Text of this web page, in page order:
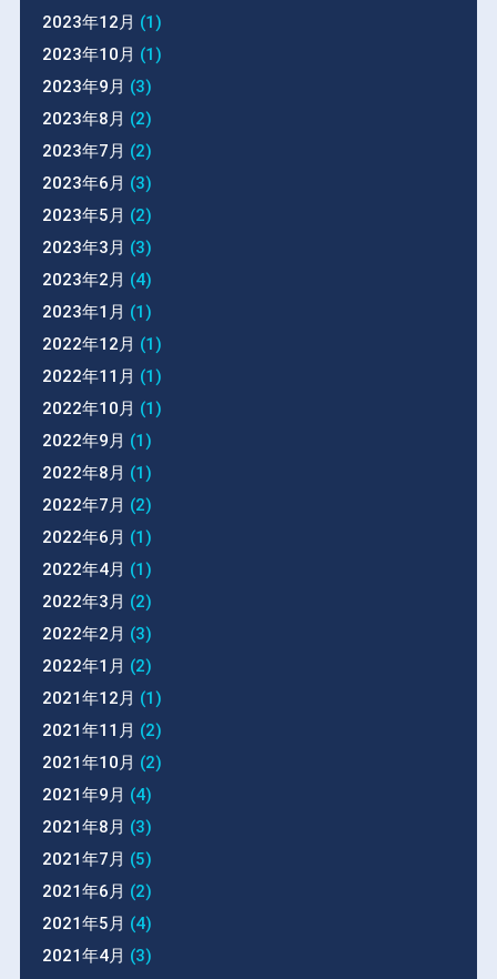
2023年12月 (1)
2023年10月 (1)
2023年9月 (3)
2023年8月 (2)
2023年7月 (2)
2023年6月 (3)
2023年5月 (2)
2023年3月 (3)
2023年2月 (4)
2023年1月 (1)
2022年12月 (1)
2022年11月 (1)
2022年10月 (1)
2022年9月 (1)
2022年8月 (1)
2022年7月 (2)
2022年6月 (1)
2022年4月 (1)
2022年3月 (2)
2022年2月 (3)
2022年1月 (2)
2021年12月 (1)
2021年11月 (2)
2021年10月 (2)
2021年9月 (4)
2021年8月 (3)
2021年7月 (5)
2021年6月 (2)
2021年5月 (4)
2021年4月 (3)